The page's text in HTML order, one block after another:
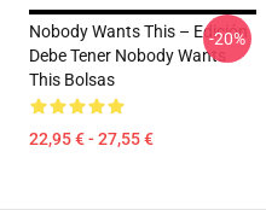
Nobody Wants This – Edición
Debe Tener Nobody Wants
This Bolsas
22,95 € - 27,55 €
-20%